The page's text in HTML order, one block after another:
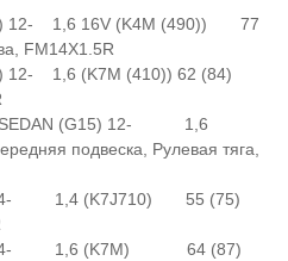
12- 1,6 16V (K4M (490)) 77
12- 1,6 (K7M (410)) 62 (84)
(G15) 12- 1,6
подвеска, Рулевая тяга,
1,4 (K7J710) 55 (75)
1,6 (K7M) 64 (87)